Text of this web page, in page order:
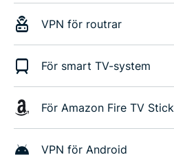
VPN för routrar
För smart TV-system
För Amazon Fire TV Stick
VPN för Android